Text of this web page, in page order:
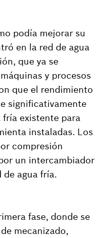
podía mejorar su
en la red de agua
que ya se
y procesos
que el rendimiento
significativamente
existente para
instaladas. Los
compresión
un intercambiador
agua fría.
fase, donde se
mecanizado,